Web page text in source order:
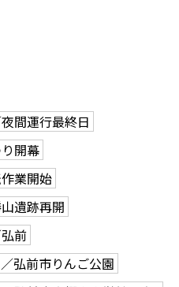
間運行最終日
開幕
業開始
遺跡再開
前
弘前市りんご公園